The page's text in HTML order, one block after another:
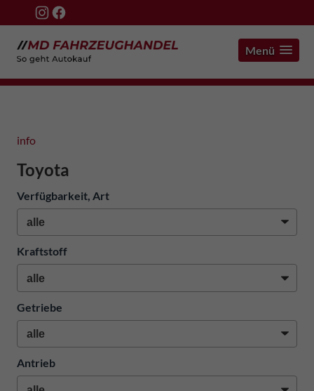
Menü
info
Toyota
Verfügbarkeit, Art
Kraftstoff
Getriebe
Antrieb